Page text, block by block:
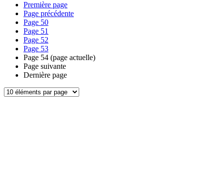
Première page
Page précédente
Page 50
Page 51
Page 52
Page 53
Page 54 (page actuelle)
Page suivante
Dernière page